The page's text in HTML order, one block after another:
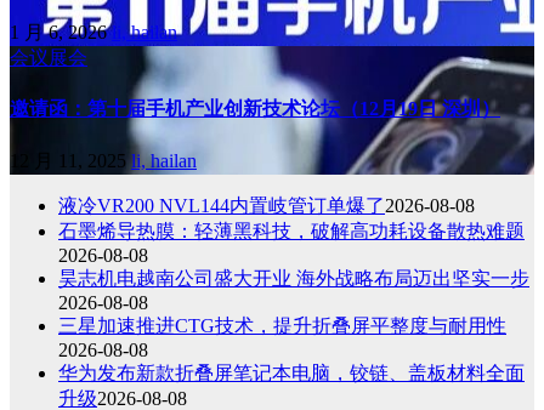
1 月 6, 2026li, hailan
会议展会
邀请函：第十届手机产业创新技术论坛（12月19日 深圳）
12 月 11, 2025 li, hailan
液冷VR200 NVL144内置岐管订单爆了2026-08-08
石墨烯导热膜：轻薄黑科技，破解高功耗设备散热难题
2026-08-08
昊志机电越南公司盛大开业 海外战略布局迈出坚实一步
2026-08-08
三星加速推进CTG技术，提升折叠屏平整度与耐用性
2026-08-08
华为发布新款折叠屏笔记本电脑，铰链、盖板材料全面
升级2026-08-08